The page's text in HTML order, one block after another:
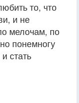
то, что
и не
мелочам, по
понемногу
стать